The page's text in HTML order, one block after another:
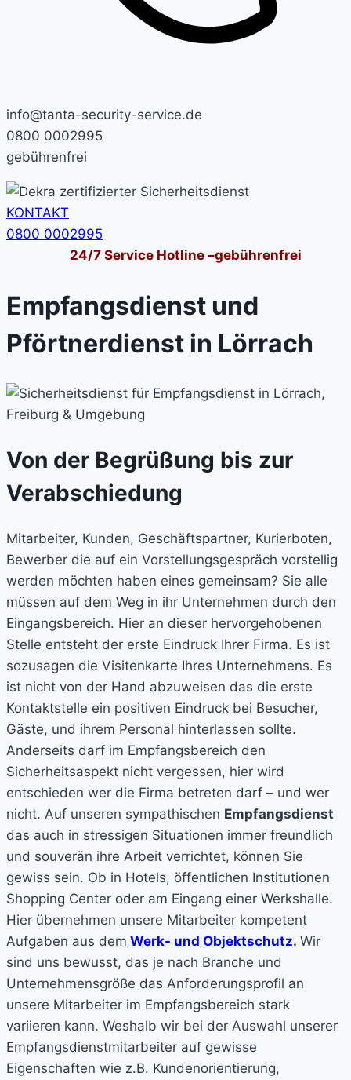
info@tanta-security-service.de
0800 0002995
gebührenfrei
KONTAKT
0800 0002995
24/7Service Hotline –gebührenfrei
Empfangsdienst und
Pförtnerdienst in Lörrach
Von der Begrüßung bis zur
Verabschiedung
Mitarbeiter, Kunden, Geschäftspartner, Kurierboten,
Bewerber die auf ein Vorstellungsgespräch vorstellig
werden möchten haben eines gemeinsam? Sie alle
müssen auf dem Weg in ihr Unternehmen durch den
Eingangsbereich. Hier an dieser hervorgehobenen
Stelle entsteht der erste Eindruck Ihrer Firma. Es ist
sozusagen die Visitenkarte Ihres Unternehmens. Es
ist nicht von der Hand abzuweisen das die erste
Kontaktstelle ein positiven Eindruck bei Besucher,
Gäste, und ihrem Personal hinterlassen sollte.
Anderseits darf im Empfangsbereich den
Sicherheitsaspekt nicht vergessen, hier wird
entschieden wer die Firma betreten darf – und wer
nicht. Auf unseren sympathischen Empfangsdienst
das auch in stressigen Situationen immer freundlich
und souverän ihre Arbeit verrichtet, können Sie
gewiss sein. Ob in Hotels, öffentlichen Institutionen
Shopping Center oder am Eingang einer Werkshalle.
Hier übernehmen unsere Mitarbeiter kompetent
Aufgaben aus dem Werk- und Objektschutz. Wir
sind uns bewusst, das je nach Branche und
Unternehmensgröße das Anforderungsprofil an
unsere Mitarbeiter im Empfangsbereich stark
variieren kann. Weshalb wir bei der Auswahl unserer
Empfangsdienstmitarbeiter auf gewisse
Eigenschaften wie z.B. Kundenorientierung,